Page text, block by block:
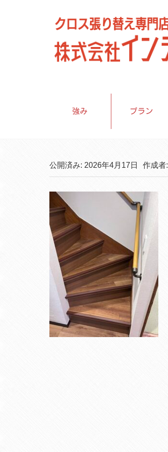
強み プラン
公開済み: 2026年4月17日 作成者: